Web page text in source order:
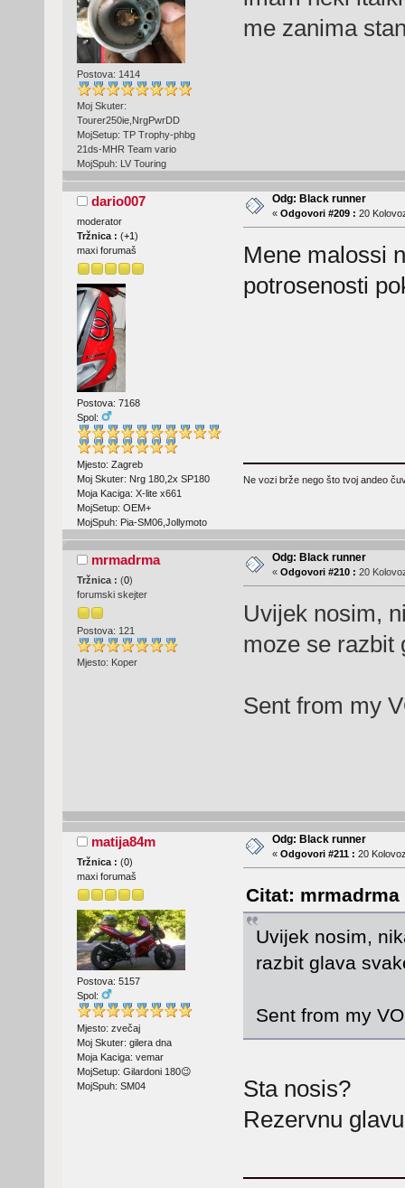
Postova: 1414
Moj Skuter:
Tourer250ie,NrgPwrDD
MojSetup: TP Trophy-phbg
21ds-MHR Team vario
MojSpuh: LV Touring
me zanima
dario007
moderator
Tržnica : (+1)
maxi forumaš
Postova: 7168
Spol:
Mjesto: Zagreb
Moj Skuter: Nrg 180,2x SP180
Moja Kaciga: X-lite x661
MojSetup: OEM+
MojSpuh: Pia-SM06,Jollymoto
Odg: Black runner
« Odgovori #209 : 20
Mene malossi
potrosenosti
Ne vozi brže nego što tvoj andeo
mrmadrma
Tržnica : (0)
forumski skejter
Postova: 121
Mjesto: Koper
Odg: Black runner
« Odgovori #210 : 20
Uvijek nosim,
moze se razbit
Sent from my
matija84m
Tržnica : (0)
maxi forumaš
Postova: 5157
Spol:
Mjesto: zvečaj
Moj Skuter: gilera dna
Moja Kaciga: vemar
MojSetup: Gilardoni 180😉
MojSpuh: SM04
Odg: Black runner
« Odgovori #211 : 20
Citat: mrmadrma
Uvijek nosim,
razbit glava
Sent from my
Sta nosis?
Rezervnu